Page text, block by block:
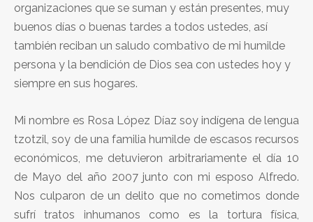
organizaciones que se suman y están presentes, muy
buenos días o buenas tardes a todos ustedes, así
también reciban un saludo combativo de mi humilde
persona y la bendición de Dios sea con ustedes hoy y
siempre en sus hogares.
Mi nombre es Rosa López Díaz soy indígena de lengua
tzotzil, soy de una familia humilde de escasos recursos
económicos, me detuvieron arbitrariamente el día 10
de Mayo del año 2007 junto con mi esposo Alfredo.
Nos culparon de un delito que no cometimos donde
sufrí tratos inhumanos como es la tortura física,